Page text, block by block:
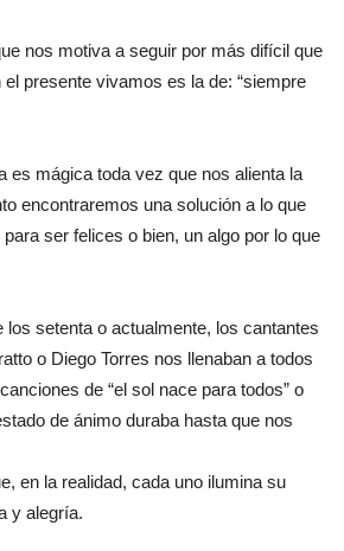
nos motiva a seguir por más difícil que
presente vivamos es la de: “siempre
es mágica toda vez que nos alienta la
encontraremos una solución a lo que
ser felices o bien, un algo por lo que
los setenta o actualmente, los cantantes
o Diego Torres nos llenaban a todos
de “el sol nace para todos” o
de ánimo duraba hasta que nos
en la realidad, cada uno ilumina su
y alegría.